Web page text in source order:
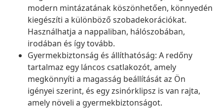
modern mintázatának köszönhetően, könnyedén
kiegészíti a különböző szobadekorációkat.
Használhatja a nappaliban, hálószobában,
irodában és így tovább.
Gyermekbiztonság és állíthatóság: A redőny
tartalmaz egy láncos csatlakozót, amely
megkönnyíti a magasság beállítását az Ön
igényei szerint, és egy zsinórklipsz is van rajta,
amely növeli a gyermekbiztonságot.